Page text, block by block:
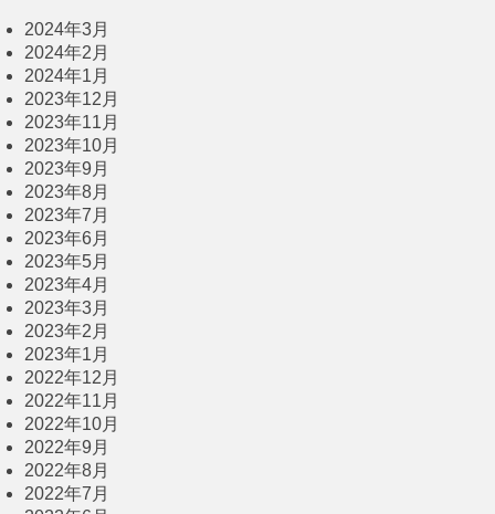
2024年3月
2024年2月
2024年1月
2023年12月
2023年11月
2023年10月
2023年9月
2023年8月
2023年7月
2023年6月
2023年5月
2023年4月
2023年3月
2023年2月
2023年1月
2022年12月
2022年11月
2022年10月
2022年9月
2022年8月
2022年7月